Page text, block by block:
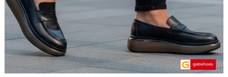
Contact
Autentificare sau creeaza cont
client